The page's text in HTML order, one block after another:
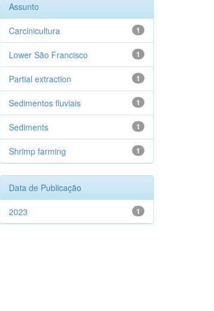
Assunto
1
Carcinicultura
1
Lower São Francisco
1
Partial extraction
1
Sedimentos fluviais
1
Sediments
1
Shrimp farming
Data de Publicação
1
2023